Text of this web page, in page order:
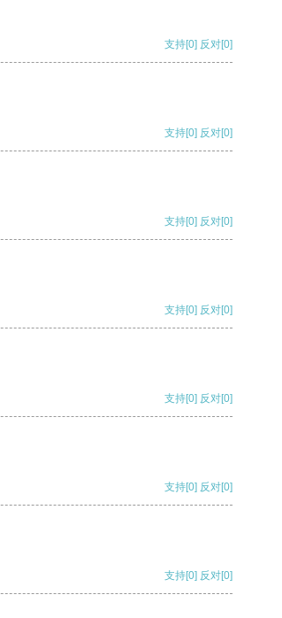
支持[0] 反对[0]
支持[0] 反对[0]
支持[0] 反对[0]
支持[0] 反对[0]
支持[0] 反对[0]
支持[0] 反对[0]
支持[0] 反对[0]